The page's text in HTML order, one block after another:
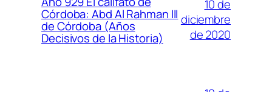
Córdoba: Abd Al Rahman III
de Córdoba (Años
Decisivos de la Historia)
10 de
diciembre
de 2020